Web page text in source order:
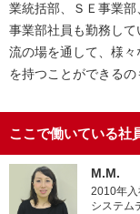
業統括部、ＳＥ事業
事業部社員も勤務し
流の場を通して、様
を持つことができるの
ここで働いている社
M.M.
2010年入
システム